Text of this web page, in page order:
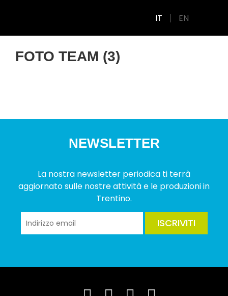
IT EN
FOTO TEAM (3)
NEWSLETTER
La nostra newsletter periodica ti terrà
aggiornato sulle nostre attività e le produzioni in
Trentino.
ISCRIVITI